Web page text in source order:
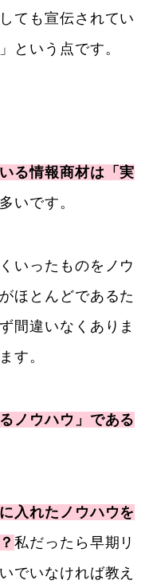
ても宣伝されてい
という点です。
る情報商材は「実
いです。
いったものをノウ
ほとんどであるた
間違いなくありま
す。
ノウハウ」である
入れたノウハウを
私だったら早期リ
でいなければ教え